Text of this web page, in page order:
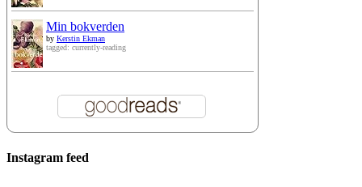
Min bokverden
by Kerstin Ekman
tagged: currently-reading
Instagram feed